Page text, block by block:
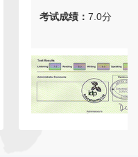
考试成绩： 7.0分